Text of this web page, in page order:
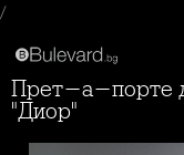
/
Прет-а-порте дебютът на Раф Симънс за
"Диор"